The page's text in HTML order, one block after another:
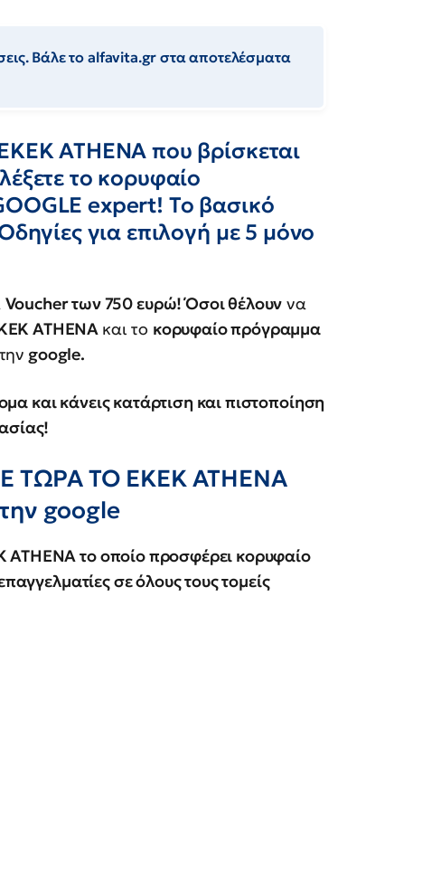
Βάλε το alfavita.gr στα αποτελέσματα
ΑΤΗΕΝΑ που βρίσκεται
το κορυφαίο
expert! Το βασικό
για επιλογή με 5 μόνο
Voucher των 750 ευρώ! Όσοι θέλουν να
ATHENA και το κορυφαίο πρόγραμμα
google.
και κάνεις κατάρτιση και πιστοποίηση
ΤΩΡΑ ΤΟ ΕΚΕΚ ATHENA
google
το οποίο προσφέρει κορυφαίο
σε όλους τους τομείς